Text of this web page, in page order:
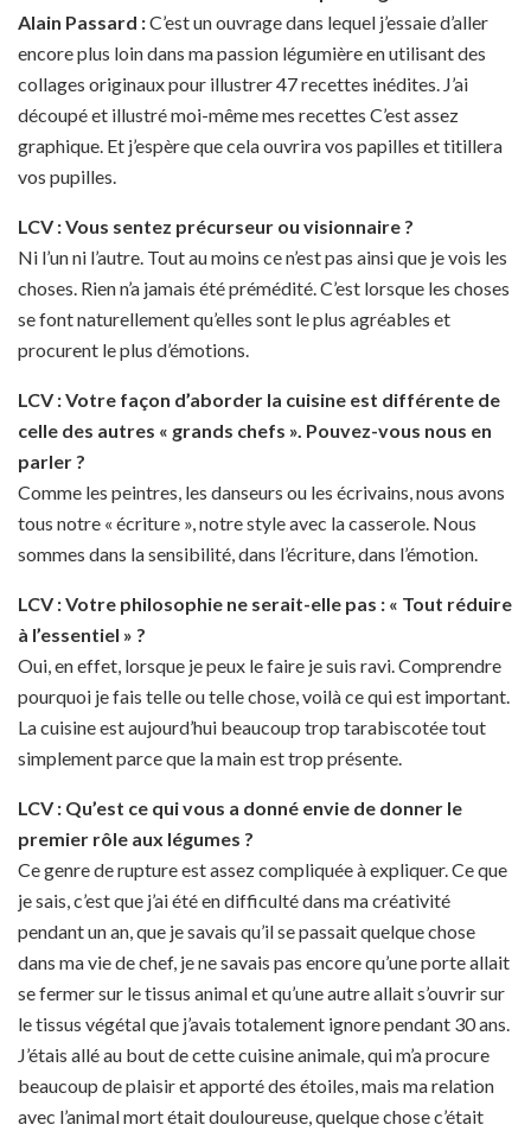
Alain Passard :C’est un ouvrage dans lequel j’essaie d’aller
encore plus loin dans ma passion légumière en utilisant des
collages originaux pour illustrer 47 recettes inédites. J’ai
découpé et illustré moi-même mes recettes C’est assez
graphique. Et j’espère que cela ouvrira vos papilles et titillera
vos pupilles.
LCV : Vous sentez précurseur ou visionnaire ?
Ni l’un ni l’autre. Tout au moins ce n’est pas ainsi que je vois les
choses. Rien n’a jamais été prémédité. C’est lorsque les choses
se font naturellement qu’elles sont le plus agréables et
procurent le plus d’émotions.
LCV : Votre façon d’aborder la cuisine est différente de
celle des autres « grands chefs ». Pouvez-vous nous en
parler ?
Comme les peintres, les danseurs ou les écrivains, nous avons
tous notre « écriture », notre style avec la casserole. Nous
sommes dans la sensibilité, dans l’écriture, dans l’émotion.
LCV : Votre philosophie ne serait-elle pas : « Tout réduire
à l’essentiel » ?
Oui, en effet, lorsque je peux le faire je suis ravi. Comprendre
pourquoi je fais telle ou telle chose, voilà ce qui est important.
La cuisine est aujourd’hui beaucoup trop tarabiscotée tout
simplement parce que la main est trop présente.
LCV : Qu’est ce qui vous a donné envie de donner le
premier rôle aux légumes ?
Ce genre de rupture est assez compliquée à expliquer. Ce que
je sais, c’est que j’ai été en difficulté dans ma créativité
pendant un an, que je savais qu’il se passait quelque chose
dans ma vie de chef, je ne savais pas encore qu’une porte allait
se fermer sur le tissus animal et qu’une autre allait s’ouvrir sur
le tissus végétal que j’avais totalement ignore pendant 30 ans.
J’étais allé au bout de cette cuisine animale, qui m’a procure
beaucoup de plaisir et apporté des étoiles, mais ma relation
avec l’animal mort était douloureuse, quelque chose c’était